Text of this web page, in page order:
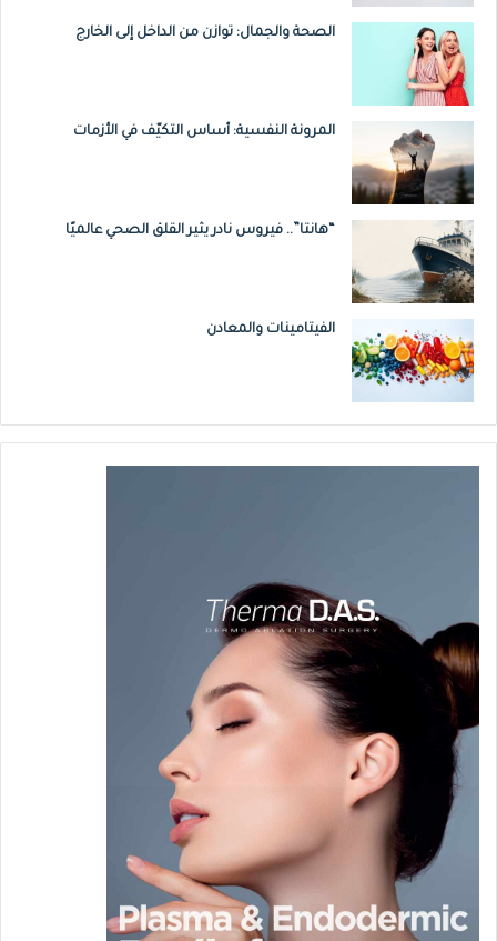
الصحة والجمال: توازن من الداخل إلى الخارج
المرونة النفسية: أساس التكيّف في الأزمات
“هانتا”.. فيروس نادر يثير القلق الصحي عالميًا
الفيتامينات والمعادن